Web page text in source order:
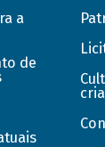
a
de